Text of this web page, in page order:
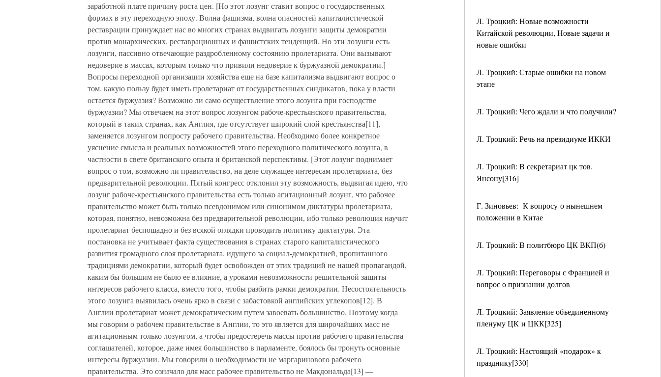
Л. Троцкий: Новые возможности
Китайской революции, Новые задачи и
новые ошибки
Л. Троцкий: Старые ошибки на новом
этапе
Л. Троцкий: Чего ждали и что получили?
Л. Троцкий: Речь на президиуме ИККИ
Л. Троцкий: В секретариат цк тов.
Янсону[316]
Г. Зиновьев: К вопросу о нынешнем
положении в Китае
Л. Троцкий: В политбюро ЦК ВКП(б)
Л. Троцкий: Переговоры с Францией и
вопрос о признании долгов
Л. Троцкий: Заявление объединенному
пленуму ЦК и ЦКК[325]
Л. Троцкий: Настоящий «подарок» к
празднику[330]
заработной плате причину роста цен. [Но этот лозунг ставит вопрос о государственных
формах в эту переходную эпоху. Волна фашизма, волна опасностей капиталистической
реставрации принуждает нас во многих странах выдвигать лозунги защиты демократии
против монархических, реставрационных и фашистских тенденций. Но эти лозунги есть
лозунги, пассивно отвечающие раздробленному состоянию пролетариата. Они вызывают
недоверие в массах, которым только что привили недоверие к буржуазной демократии.]
Вопросы переходной организации хозяйства еще на базе капитализма выдвигают вопрос о
том, какую пользу будет иметь пролетариат от государственных синдикатов, пока у власти
остается буржуазия? Возможно ли само осуществление этого лозунга при господстве
буржуазии? Мы отвечаем на этот вопрос лозунгом рабоче-крестьянского правительства,
который в таких странах, как Англия, где отсутствует широкий слой крестьянства[11],
заменяется лозунгом попросту рабочего правительства. Необходимо более конкретное
уяснение смысла и реальных возможностей этого переходного политического лозунга, в
частности в свете британского опыта и британской перспективы. [Этот лозунг поднимает
вопрос о том, возможно ли правительство, на деле служащее интересам пролетариата, без
предварительной революции. Пятый конгресс отклонил эту возможность, выдвигая идею, что
лозунг рабоче-крестьянского правительства есть только агитационный лозунг, что рабочее
правительство может быть только псевдонимом или синонимом диктатуры пролетариата,
которая, понятно, невозможна без предварительной революции, ибо только революция научит
пролетариат беспощадно и без всякой оглядки проводить политику диктатуры. Эта
постановка не учитывает факта существования в странах старого капиталистического
развития громадного слоя пролетариата, идущего за социал-демократией, пропитанного
традициями демократии, который будет освобожден от этих традиций не нашей пропагандой,
каким бы большим не было ее влияние, а уроками невозможности решительной защиты
интересов рабочего класса, вместо того, чтобы разбить рамки демократии. Несостоятельность
этого лозунга выявилась очень ярко в связи с забастовкой английских углекопов[12]. В
Англии пролетариат может демократическим путем завоевать большинство. Поэтому когда
мы говорим о рабочем правительстве в Англии, то это является для широчайших масс не
агитационным только лозунгом, а чтобы предостеречь массы против рабочего правительства
соглашателей, которое, даже имея большинство в парламенте, боялось бы тронуть основные
интересы буржуазии. Мы говорили о необходимости не маргаринового рабочего
правительства. Это означало для масс рабочее правительство не Макдональда[13] —